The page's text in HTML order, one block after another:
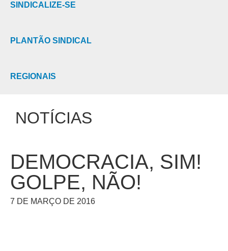
SINDICALIZE-SE
PLANTÃO SINDICAL
REGIONAIS
NOTÍCIAS
DEMOCRACIA, SIM!
GOLPE, NÃO!
7 DE MARÇO DE 2016